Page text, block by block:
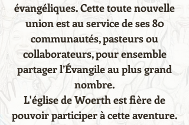
évangéliques. Cette toute nouvelle
union est au service de ses 80
communautés, pasteurs ou
collaborateurs, pour ensemble
partager l’Évangile au plus grand
nombre.
L'église de Woerth est fière de
pouvoir participer à cette aventure.